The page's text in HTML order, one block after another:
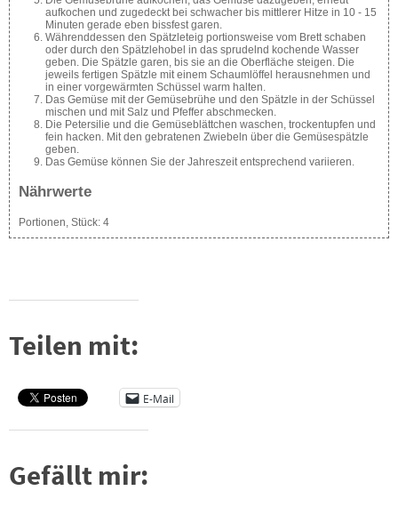
aufkochen und zugedeckt bei schwacher bis mittlerer Hitze in 10 - 15
Minuten gerade eben bissfest garen.
Währenddessen den Spätzleteig portionsweise vom Brett schaben
oder durch den Spätzlehobel in das sprudelnd kochende Wasser
geben. Die Spätzle garen, bis sie an die Oberfläche steigen. Die
jeweils fertigen Spätzle mit einem Schaumlöffel herausnehmen und
in einer vorgewärmten Schüssel warm halten.
Das Gemüse mit der Gemüsebrühe und den Spätzle in der Schüssel
mischen und mit Salz und Pfeffer abschmecken.
Die Petersilie und die Gemüseblättchen waschen, trockentupfen und
fein hacken. Mit den gebratenen Zwiebeln über die Gemüsespätzle
geben.
Das Gemüse können Sie der Jahreszeit entsprechend variieren.
Nährwerte
Portionen, Stück: 4
Teilen mit:
E-Mail
Gefällt mir: